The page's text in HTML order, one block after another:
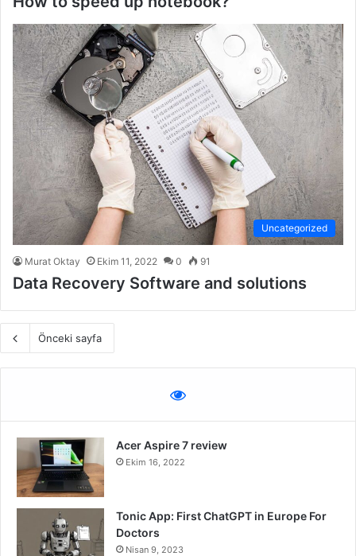
Uncategorized
Murat Oktay Ekim 11, 2022 0 91
Data Recovery Software and solutions
Önceki sayfa
Acer Aspire 7 review
Ekim 16, 2022
Tonic App: First ChatGPT in Europe For
Doctors
Nisan 9, 2023